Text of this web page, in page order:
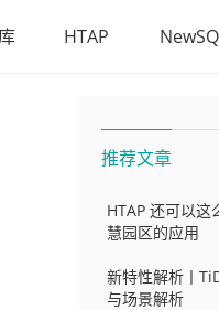
HTAP
推荐文章
HTAP 还可以这
慧园区的应用
新特性解析丨
与场景解析